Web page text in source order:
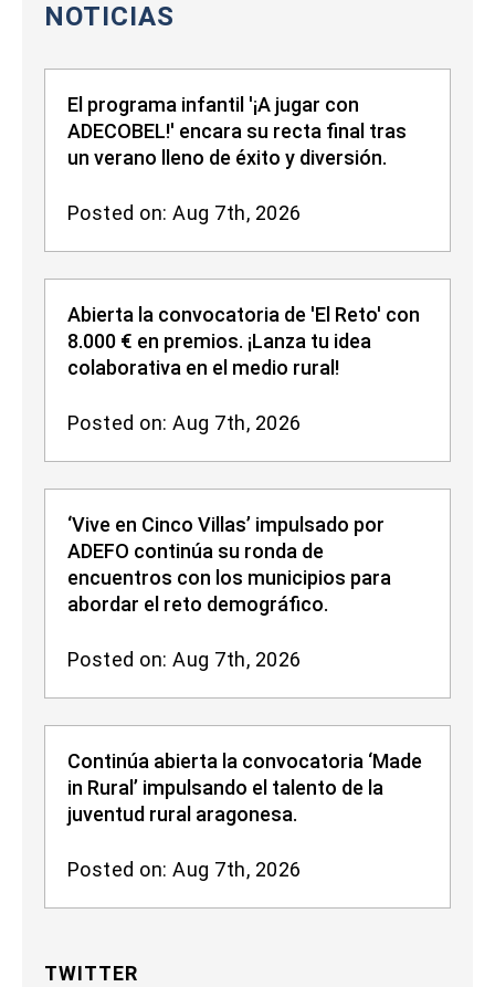
NOTICIAS
El programa infantil '¡A jugar con
ADECOBEL!' encara su recta final tras
un verano lleno de éxito y diversión.
Posted on: Aug 7th, 2026
Abierta la convocatoria de 'El Reto' con
8.000 € en premios. ¡Lanza tu idea
colaborativa en el medio rural!
Posted on: Aug 7th, 2026
‘Vive en Cinco Villas’ impulsado por
ADEFO continúa su ronda de
encuentros con los municipios para
abordar el reto demográfico.
Posted on: Aug 7th, 2026
Continúa abierta la convocatoria ‘Made
in Rural’ impulsando el talento de la
juventud rural aragonesa.
Posted on: Aug 7th, 2026
TWITTER